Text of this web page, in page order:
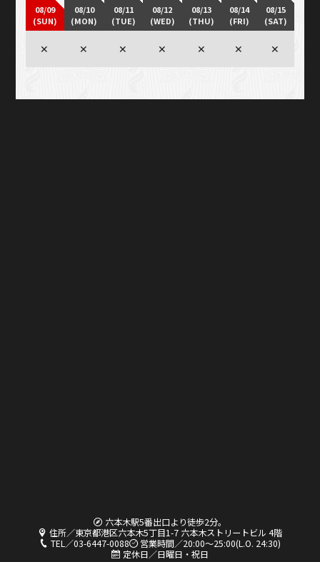
08/09
(SUN)
✕
08/10
(MON)
✕
08/11
(TUE)
✕
08/12
(WED)
✕
08/13
(THU)
✕
08/14
(FRI)
✕
08/15
(SAT)
✕
六本木駅5番出口より徒歩2分。
住所／東京都港区六本木5丁目1-7 六本木ストリートビル 4階
TEL／03-6447-0088
営業時間／20:00〜25:00(L.O. 24:30)
定休日／日曜日・祝日